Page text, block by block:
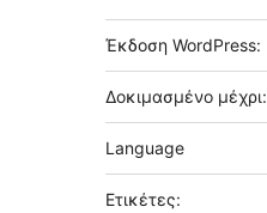
Έκδοση WordPress:
Δοκιμασμένο μέχρι:
Language
Ετικέτες: